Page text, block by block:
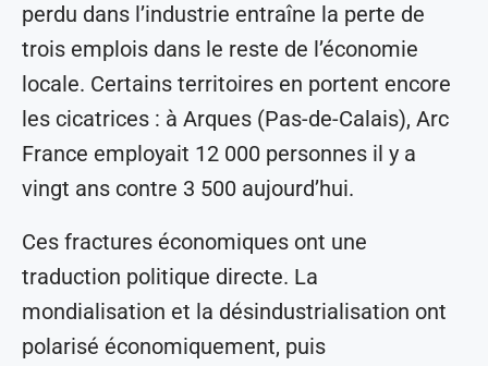
perdu dans l’industrie entraîne la perte de
trois emplois dans le reste de l’économie
locale. Certains territoires en portent encore
les cicatrices : à Arques (Pas-de-Calais), Arc
France employait 12 000 personnes il y a
vingt ans contre 3 500 aujourd’hui.
Ces fractures économiques ont une
traduction politique directe. La
mondialisation et la désindustrialisation ont
polarisé économiquement, puis